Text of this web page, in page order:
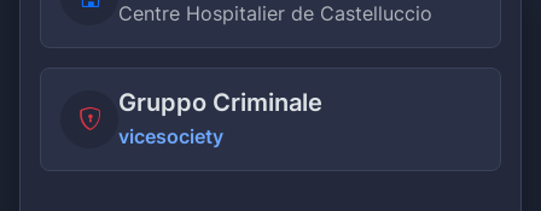
Centre Hospitalier de Castelluccio
Gruppo Criminale
vicesociety